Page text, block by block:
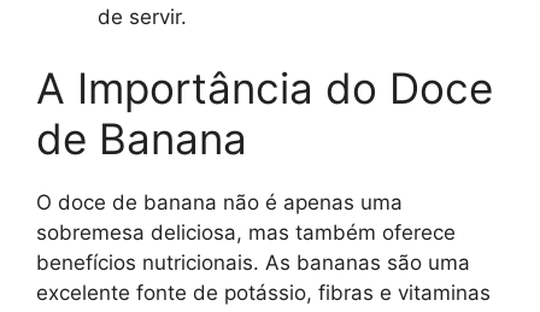
de servir.
A Importância do Doce
de Banana
O doce de banana não é apenas uma
sobremesa deliciosa, mas também oferece
benefícios nutricionais. As bananas são uma
excelente fonte de potássio, fibras e vitaminas